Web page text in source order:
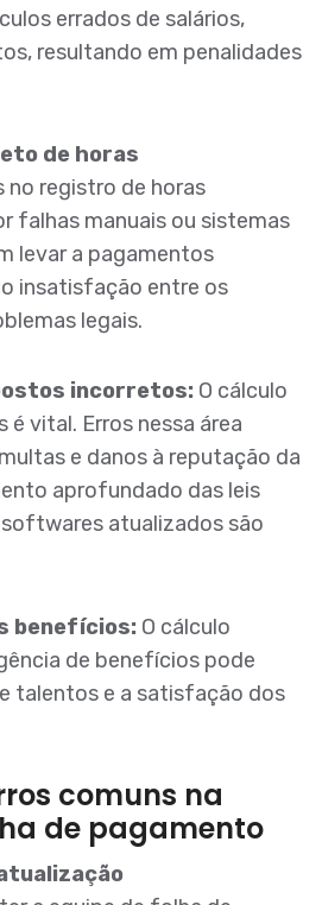
errados de salários,
resultando em penalidades
de horas
no registro de horas
falhas manuais ou sistemas
levar a pagamentos
insatisfação entre os
legais.
incorretos: O cálculo
vital. Erros nessa área
e danos à reputação da
aprofundado das leis
atualizados são
benefícios: O cálculo
de benefícios pode
talentos e a satisfação dos
comuns na
de pagamento